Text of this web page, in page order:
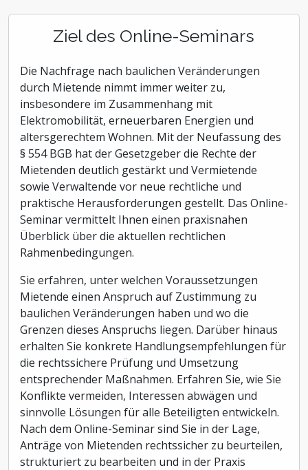
Ziel des Online-Seminars
Die Nachfrage nach baulichen Veränderungen
durch Mietende nimmt immer weiter zu,
insbesondere im Zusammenhang mit
Elektromobilität, erneuerbaren Energien und
altersgerechtem Wohnen. Mit der Neufassung des
§ 554 BGB hat der Gesetzgeber die Rechte der
Mietenden deutlich gestärkt und Vermietende
sowie Verwaltende vor neue rechtliche und
praktische Herausforderungen gestellt. Das Online-
Seminar vermittelt Ihnen einen praxisnahen
Überblick über die aktuellen rechtlichen
Rahmenbedingungen.
Sie erfahren, unter welchen Voraussetzungen
Mietende einen Anspruch auf Zustimmung zu
baulichen Veränderungen haben und wo die
Grenzen dieses Anspruchs liegen. Darüber hinaus
erhalten Sie konkrete Handlungsempfehlungen für
die rechtssichere Prüfung und Umsetzung
entsprechender Maßnahmen. Erfahren Sie, wie Sie
Konflikte vermeiden, Interessen abwägen und
sinnvolle Lösungen für alle Beteiligten entwickeln.
Nach dem Online-Seminar sind Sie in der Lage,
Anträge von Mietenden rechtssicher zu beurteilen,
strukturiert zu bearbeiten und in der Praxis